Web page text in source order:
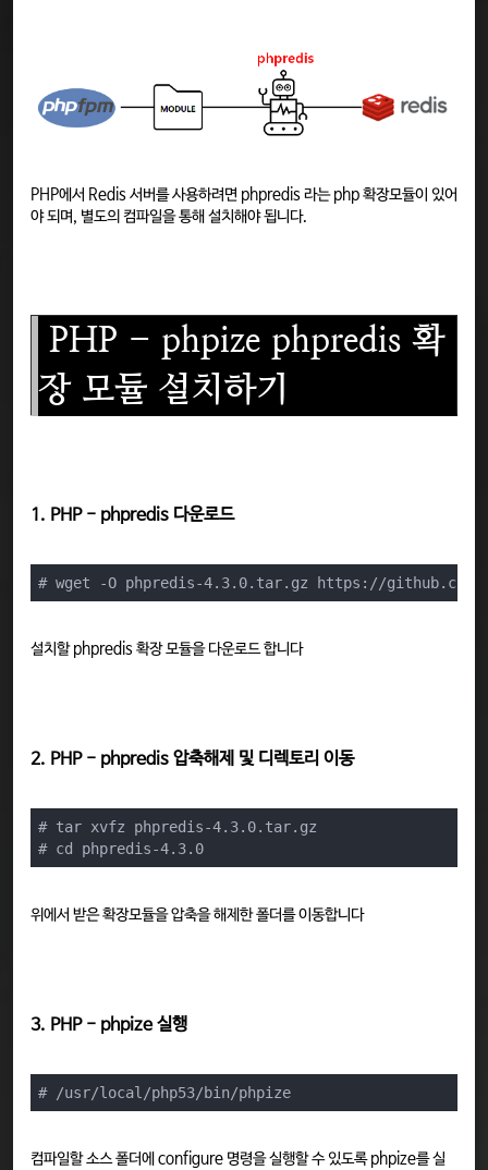
PHP에서 Redis 서버를 사용하려면 phpredis 라는 php 확장모듈이 있어
야 되며, 별도의 컴파일을 통해 설치해야 됩니다.
PHP - phpize phpredis 확
장 모듈 설치하기
1. PHP - phpredis 다운로드
# wget -O phpredis-4.3.0.tar.gz https://
설치할 phpredis 확장 모듈을 다운로드 합니다
2. PHP - phpredis 압축해제 및 디렉토리 이동
# tar xvfz phpredis-4.3.0.tar.gz
# cd phpredis-4.3.0
위에서 받은 확장모듈을 압축을 해제한 폴더를 이동합니다
3. PHP - phpize 실행
# /usr/local/php53/bin/phpize
컴파일할 소스 폴더에 configure 명령을 실행할 수 있도록 phpize를 실